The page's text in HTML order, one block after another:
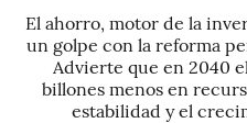
El ahorro, motor de la
un golpe con la reforma
Advierte que en 2040
billones menos en
estabilidad y el